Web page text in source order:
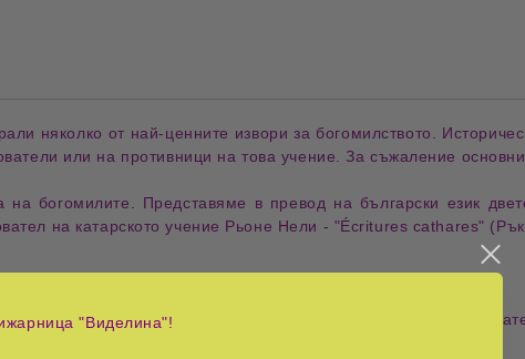
няколко от най-ценните извори за богомилството
или на противници на това учение . За съжаление
на богомилите . Представяме в превод на български език
на катарското учение Рьоне Нели - "Écritures cathares" (
литература, чийто автор е църковен
"Виделина"!